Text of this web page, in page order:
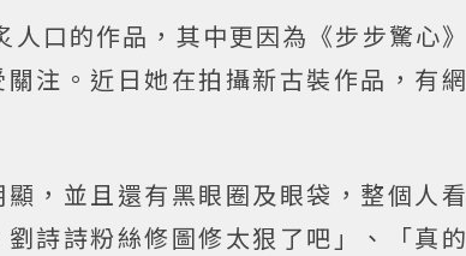
口的作品，其中更因為《步步驚心》
注。近日她在拍攝新古裝作品，有網
，並且還有黑眼圈及眼袋，整個人看
詩詩粉絲修圖修太狠了吧」、「真的